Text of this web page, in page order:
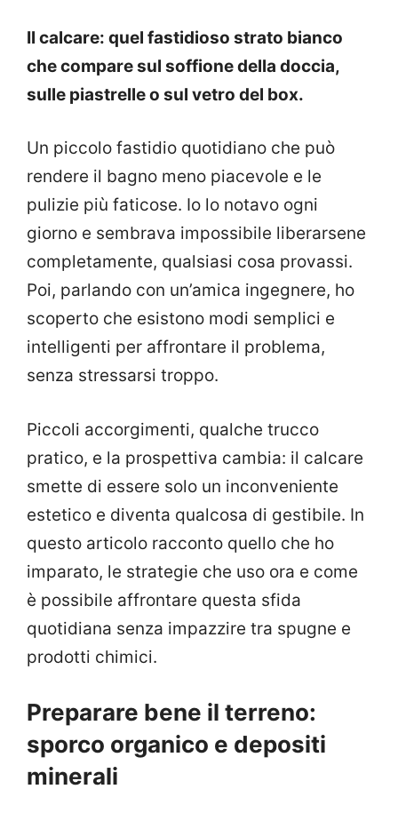
Il calcare: quel fastidioso strato bianco
che compare sul soffione della doccia,
sulle piastrelle o sul vetro del box.
Un piccolo fastidio quotidiano che può
rendere il bagno meno piacevole e le
pulizie più faticose. Io lo notavo ogni
giorno e sembrava impossibile liberarsene
completamente, qualsiasi cosa provassi.
Poi, parlando con un’amica ingegnere, ho
scoperto che esistono modi semplici e
intelligenti per affrontare il problema,
senza stressarsi troppo.
Piccoli accorgimenti, qualche trucco
pratico, e la prospettiva cambia: il calcare
smette di essere solo un inconveniente
estetico e diventa qualcosa di gestibile. In
questo articolo racconto quello che ho
imparato, le strategie che uso ora e come
è possibile affrontare questa sfida
quotidiana senza impazzire tra spugne e
prodotti chimici.
Preparare bene il terreno:
sporco organico e depositi
minerali